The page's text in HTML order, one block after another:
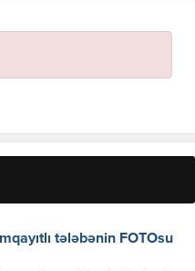
tələbənin FOTOsu